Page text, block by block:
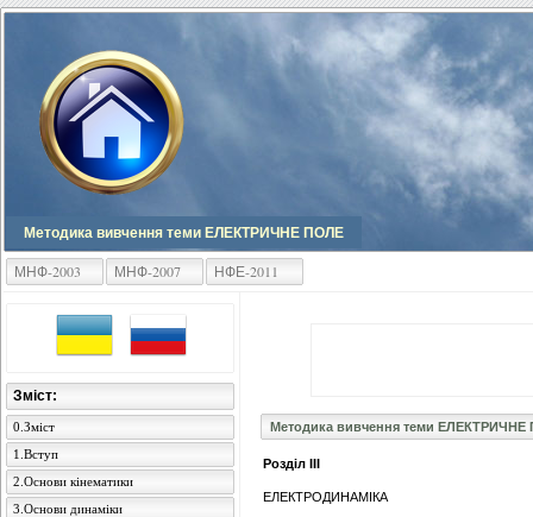
Методика вивчення теми ЕЛЕКТРИЧНЕ ПОЛЕ
МНФ-2003 МНФ-2007 НФЕ-2011
Методика вивчення теми ЕЛЕКТРИЧНЕ
Розділ ІІІ
ЕЛЕКТРОДИНАМІКА
Зміст:
0.Зміст
1.Вступ
2.Основи кінематики
3.Основи динаміки